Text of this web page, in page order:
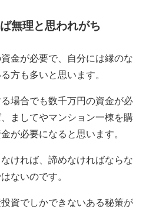
無理と思われがち
金が必要で、自分には縁のな
方も多いと思います。
場合でも数千万円の資金が必
ましてやマンション一棟を購
が必要になると思います。
ければ、諦めなければならな
ないのです。
資でしかできないある秘策が